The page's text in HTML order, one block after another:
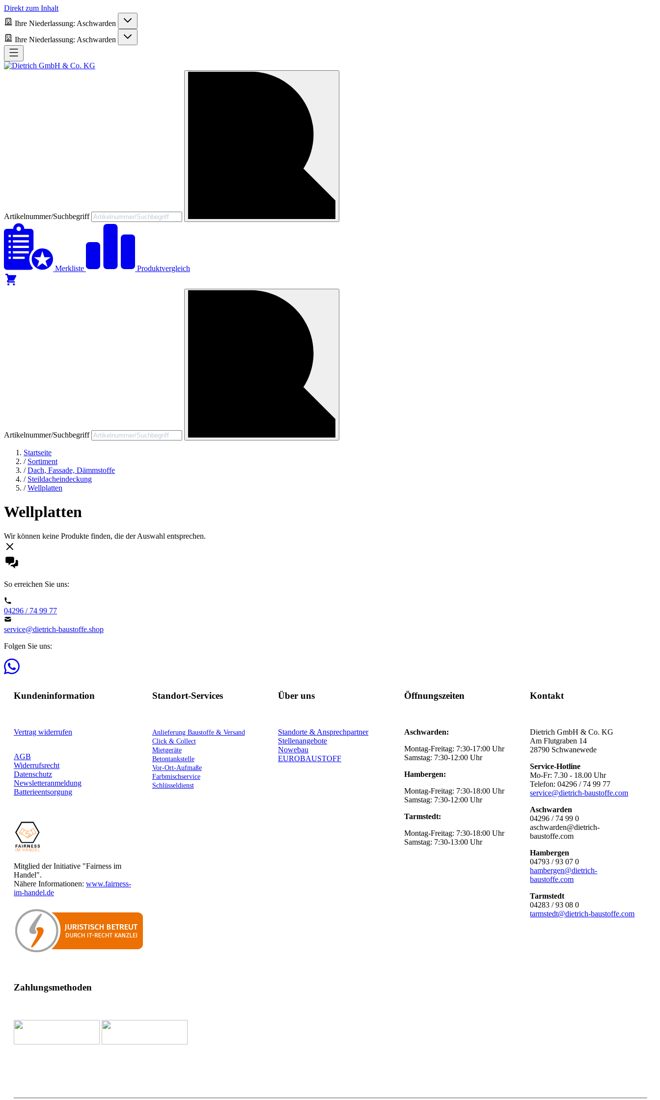
Direkt zum Inhalt
Ihre Niederlassung: Aschwarden
Ihre Niederlassung: Aschwarden
Artikelnummer/Suchbegriff
Merkliste Produktvergleich
Artikelnummer/Suchbegriff
Startseite
/ Sortiment
/ Dach, Fassade, Dämmstoffe
/ Steildacheindeckung
/ Wellplatten
Wellplatten
Wir können keine Produkte finden, die der Auswahl entsprechen.
So erreichen Sie uns:
04296 / 74 99 77
service@dietrich-baustoffe.shop
Folgen Sie uns:
Kundeninformation
Vertrag widerrufen
AGB
Widerrufsrecht
Datenschutz
Newsletteranmeldung
Batterieentsorgung
Mitglied der Initiative "Fairness im
Handel".
Nähere Informationen: www.fairness-
im-handel.de
Standort-Services
Anlieferung Baustoffe & Versand
Click & Collect
Mietgeräte
Betontankstelle
Vor-Ort-Aufmaße
Farbmischservice
Schlüsseldienst
Über uns
Standorte & Ansprechpartner
Stellenangebote
Nowebau
EUROBAUSTOFF
Öffnungszeiten
Aschwarden:
Montag-Freitag: 7:30-17:00 Uhr
Samstag: 7:30-12:00 Uhr
Hambergen:
Montag-Freitag: 7:30-18:00 Uhr
Samstag: 7:30-12:00 Uhr
Tarmstedt:
Montag-Freitag: 7:30-18:00 Uhr
Samstag: 7:30-13:00 Uhr
Kontakt
Dietrich GmbH & Co. KG
Am Flutgraben 14
28790 Schwanewede
Service-Hotline
Mo-Fr: 7.30 - 18.00 Uhr
Telefon: 04296 / 74 99 77
service@dietrich-baustoffe.com
Aschwarden
04296 / 74 99 0
aschwarden@dietrich-
baustoffe.com
Hambergen
04793 / 93 07 0
hambergen@dietrich-
baustoffe.com
Tarmstedt
04283 / 93 08 0
tarmstedt@dietrich-baustoffe.com
Zahlungsmethoden